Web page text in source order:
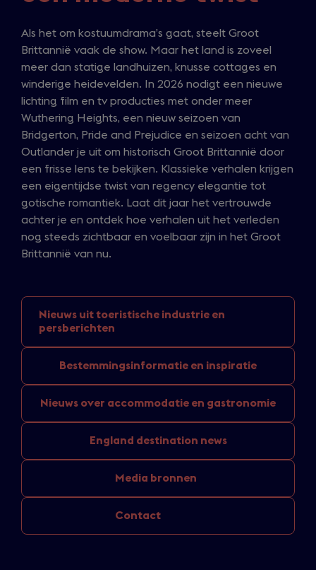
Als het om kostuumdrama’s gaat, steelt Groot
Brittannië vaak de show. Maar het land is zoveel
meer dan statige landhuizen, knusse cottages en
winderige heidevelden. In 2026 nodigt een nieuwe
lichting film en tv producties met onder meer
Wuthering Heights, een nieuw seizoen van
Bridgerton, Pride and Prejudice en seizoen acht van
Outlander je uit om historisch Groot Brittannië door
een frisse lens te bekijken. Klassieke verhalen krijgen
een eigentijdse twist van regency elegantie tot
gotische romantiek. Laat dit jaar het vertrouwde
achter je en ontdek hoe verhalen uit het verleden
nog steeds zichtbaar en voelbaar zijn in het Groot
Brittannië van nu.
Nieuws uit toeristische industrie en
persberichten
Bestemmingsinformatie en inspiratie
Nieuws over accommodatie en gastronomie
England destination news
Media bronnen
Contact